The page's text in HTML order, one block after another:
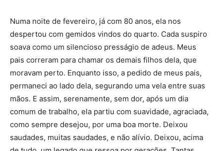
Numa noite de fevereiro, já com 80 anos, ela nos
despertou com gemidos vindos do quarto. Cada suspiro
soava como um silencioso presságio de adeus. Meus
pais correram para chamar os demais filhos dela, que
moravam perto. Enquanto isso, a pedido de meus pais,
permaneci ao lado dela, segurando uma vela entre suas
mãos. E assim, serenamente, sem dor, após um dia
comum de trabalho, ela partiu com suavidade, agraciada,
como sempre desejou, por uma boa morte. Deixou
saudades, muitas saudades, e não alívio. Deixou, acima